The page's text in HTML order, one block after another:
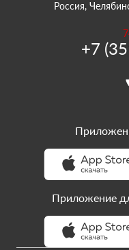
Россия,
+7
Приложение